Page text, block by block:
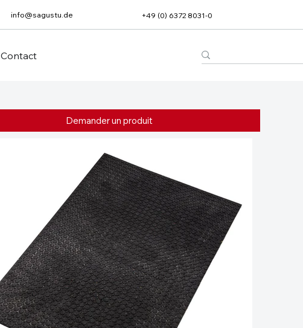
info@sagustu.de +49 (0) 6372 8031-0
Contact
Demander un produit